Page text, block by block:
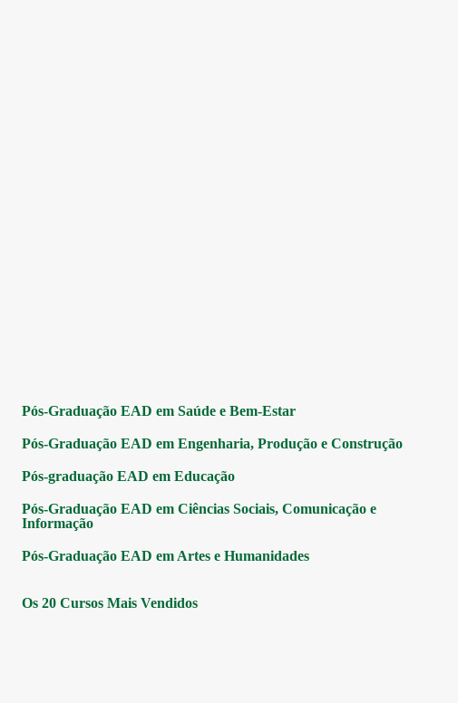
Pós-Graduação EAD em Saúde e Bem-Estar
Pós-Graduação EAD em Engenharia, Produção e Construção
Pós-graduação EAD em Educação
Pós-Graduação EAD em Ciências Sociais, Comunicação e
Informação
Pós-Graduação EAD em Artes e Humanidades
Os 20 Cursos Mais Vendidos